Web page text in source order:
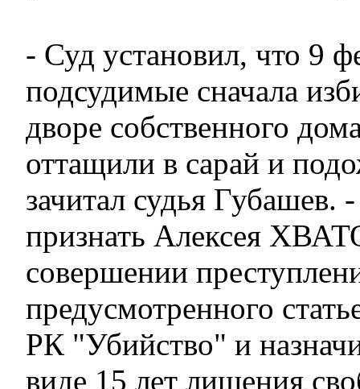
- Суд установил, что 9
подсудимые сначала
дворе собственного
оттащили в сарай и
зачитал судья Губашев.
признать Алексея
совершении
предусмотренного
РК "Убийство" и
виде 15 лет лишения